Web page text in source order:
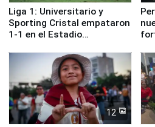
Liga 1: Universitario y
Sporting Cristal empataron
1-1 en el Estadio
12